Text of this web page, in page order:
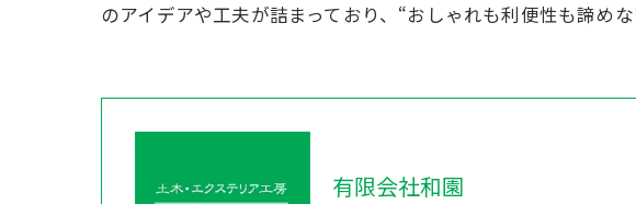
のアイデアや工夫が詰まっており、“おしゃれも利便性も諦め
有限会社和園